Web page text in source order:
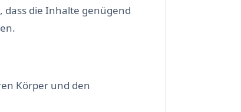
dass die Inhalte genügend
Körper und den